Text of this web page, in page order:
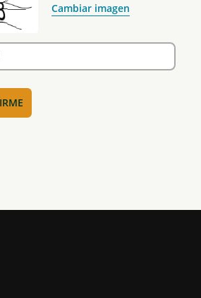
Cambiar imagen